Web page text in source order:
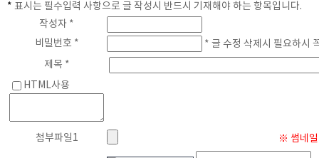
* 표시는 필수입력 사항으로 글 작성시 반드시 기재해야 하는 항목입니다.
작성자 *
비밀번호 *
* 글 수정 삭제시 필요하시
제목 *
HTML사용
첨부파일1 ※ 썸네